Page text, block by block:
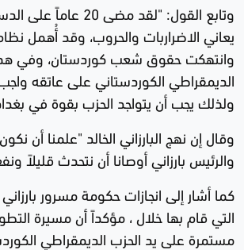
وتابع القول: "لقد مضى
يعاني الاضراربات والحروب، وقد أُهمل نظام
وانتهكت حقوق شعب كوردستان، وفي
الديمقراطي الكوردستاني على عاتقه
ولذلك يجب أن يتواجد الحزب بقوة في
وقال إن نهج البارزاني الخالد "علمنا أن
والرئيس بارزاني أوصانا أن نتحدث قليلاً
كما أشار إلى انجازات حكومة مسرور
التي قام بها خلال ، مؤكداً أن مسيرة
مستمرة على يد الحزب الديمقراطي